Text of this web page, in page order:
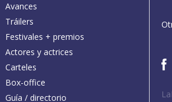
Avances
Tráilers
Festivales + premios
Actores y actrices
Carteles
Box-office
Guía / directorio